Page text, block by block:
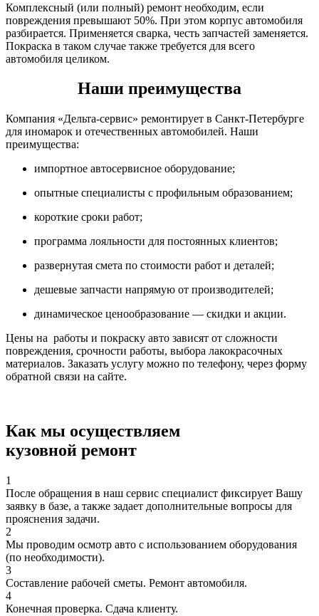
Комплексный (или полный) ремонт необходим, если
повреждения превышают 50%. При этом корпус автомобиля
разбирается. Применяется сварка, честь запчастей заменяется.
Покраска в таком случае также требуется для всего
автомобиля целиком.
Наши преимущества
Компания «Дельта-сервис» ремонтирует в Санкт-Петербурге
для иномарок и отечественных автомобилей. Наши
преимущества:
импортное автосервисное оборудование;
опытные специалисты с профильным образованием;
короткие сроки работ;
программа лояльности для постоянных клиентов;
развернутая смета по стоимости работ и деталей;
дешевые запчасти напрямую от производителей;
динамическое ценообразование — скидки и акции.
Цены на работы и покраску авто зависят от сложности
повреждения, срочности работы, выбора лакокрасочных
материалов. Заказать услугу можно по телефону, через форму
обратной связи на сайте.
Как мы осуществляем
кузовной ремонт
1
После обращения в наш сервис специалист фиксирует Вашу
заявку в базе, а также задает дополнительные вопросы для
прояснения задачи.
2
Мы проводим осмотр авто с использованием оборудования
(по необходимости).
3
Составление рабочей сметы. Ремонт автомобиля.
4
Конечная проверка. Сдача клиенту.